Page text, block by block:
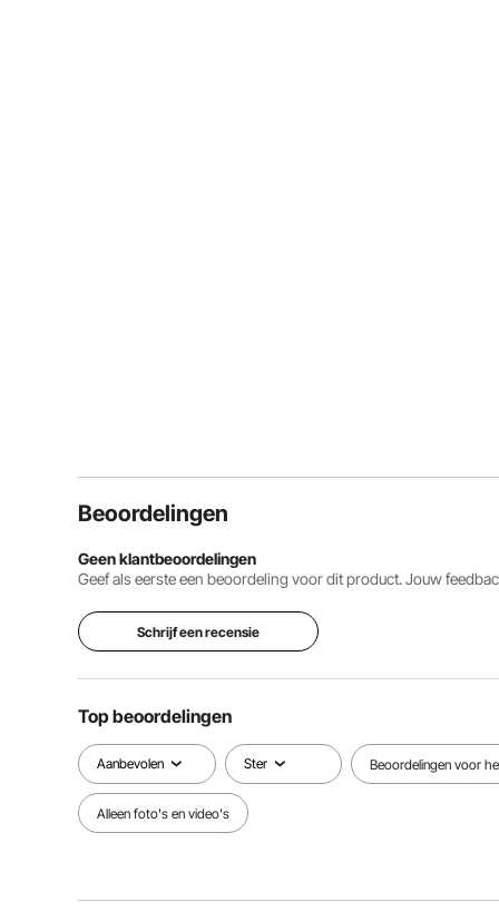
Beoordelingen
Geen klantbeoordelingen
Geef als eerste een beoordeling voor dit product. Jouw
Schrijf een recensie
Top beoordelingen
Aanbevolen Ster Beoordelingen voor
Alleen foto's en video's